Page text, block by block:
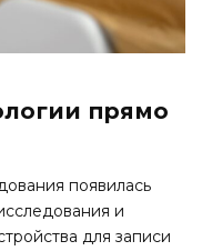
прямо
появилась
и
для записи